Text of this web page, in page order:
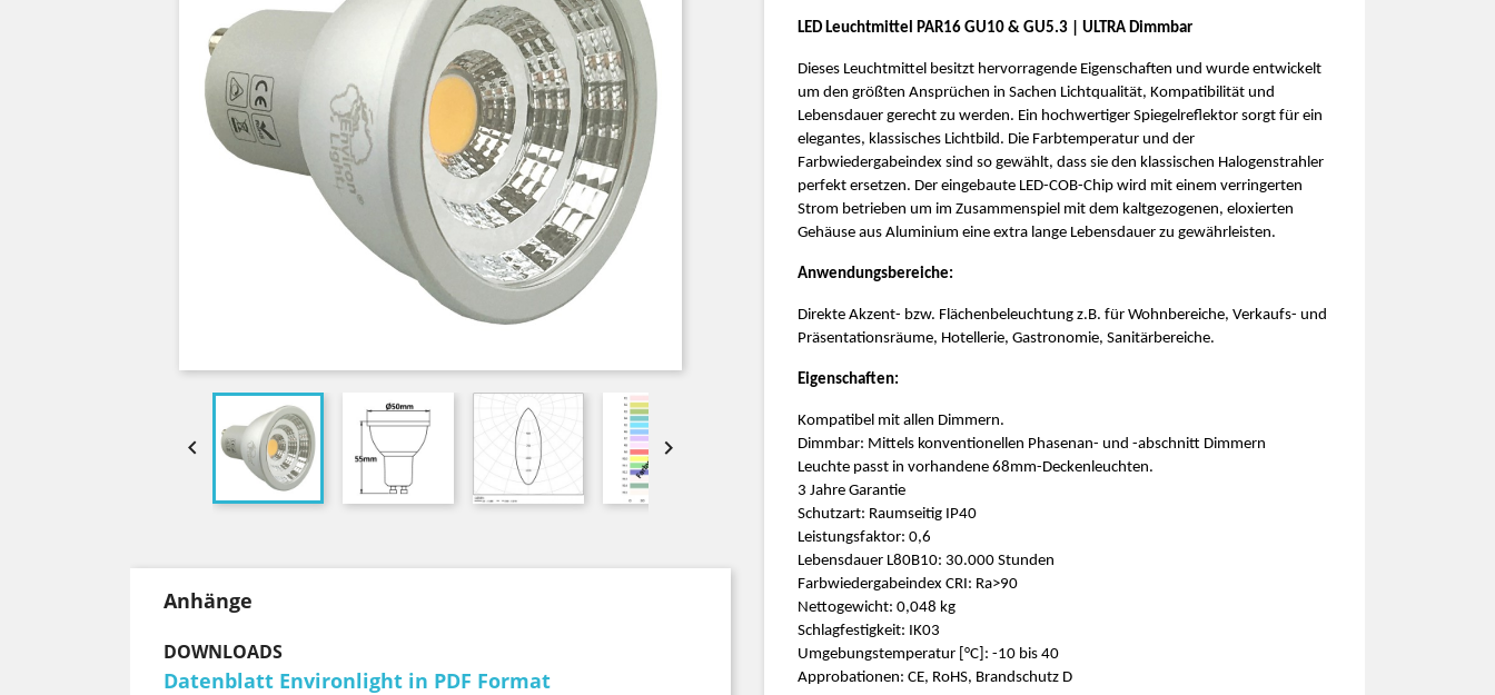
 
Anhänge
DOWNLOADS
Datenblatt Environlight in PDF Format
LED Leuchtmittel PAR16 GU10 & GU5.3 | ULTRA Dimmbar
Dieses Leuchtmittel besitzt hervorragende Eigenschaften und wurde entwickelt
um den größten Ansprüchen in Sachen Lichtqualität, Kompatibilität und
Lebensdauer gerecht zu werden. Ein hochwertiger Spiegelreflektor sorgt für ein
elegantes, klassisches Lichtbild. Die Farbtemperatur und der
Farbwiedergabeindex sind so gewählt, dass sie den klassischen Halogenstrahler
perfekt ersetzen. Der eingebaute LED-COB-Chip wird mit einem verringerten
Strom betrieben um im Zusammenspiel mit dem kaltgezogenen, eloxierten
Gehäuse aus Aluminium eine extra lange Lebensdauer zu gewährleisten.
Anwendungsbereiche:
Direkte Akzent- bzw. Flächenbeleuchtung z.B. für Wohnbereiche, Verkaufs- und
Präsentationsräume, Hotellerie, Gastronomie, Sanitärbereiche.
Eigenschaften:
Kompatibel mit allen Dimmern.
Dimmbar: Mittels konventionellen Phasenan- und -abschnitt Dimmern
Leuchte passt in vorhandene 68mm-Deckenleuchten.
3 Jahre Garantie
Schutzart: Raumseitig IP40
Leistungsfaktor: 0,6
Lebensdauer L80B10: 30.000 Stunden
Farbwiedergabeindex CRI: Ra>90
Nettogewicht: 0,048 kg
Schlagfestigkeit: IK03
Umgebungstemperatur [°C]: -10 bis 40
Approbationen: CE, RoHS, Brandschutz D